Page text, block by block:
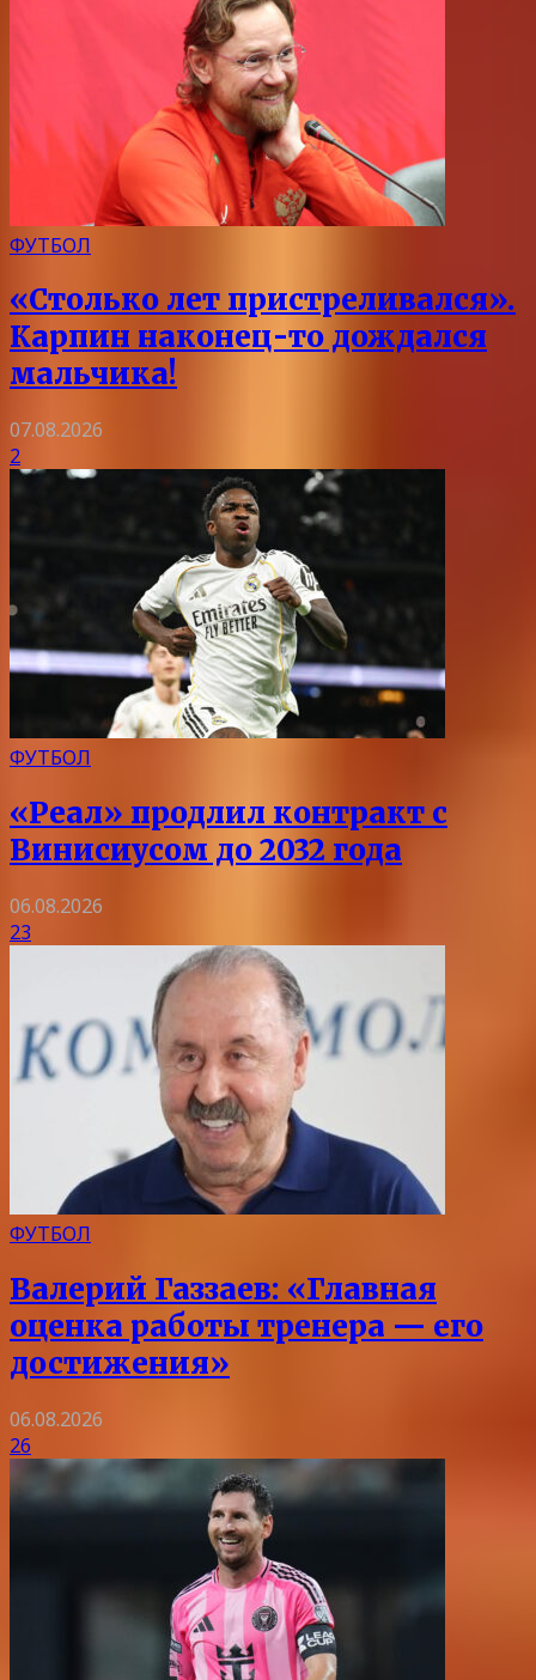
ФУТБОЛ
«Столько лет пристреливался».
Карпин наконец-то дождался
мальчика!
07.08.2026
2
ФУТБОЛ
«Реал» продлил контракт с
Винисиусом до 2032 года
06.08.2026
23
ФУТБОЛ
Валерий Газзаев: «Главная
оценка работы тренера — его
достижения»
06.08.2026
26